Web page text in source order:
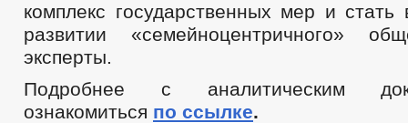
комплекс государственных мер и
развитии «семейноцентричного»
эксперты.
Подробнее с аналитическим
ознакомиться по ссылке.